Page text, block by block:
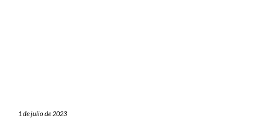
1 de julio de 2023